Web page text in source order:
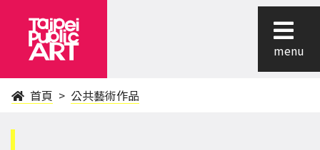
menu
首頁 公共藝術作品